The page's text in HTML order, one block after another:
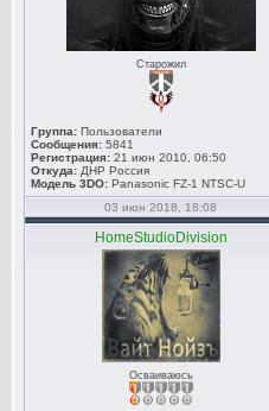
Старожил
Группа: Пользователи
Сообщения: 5841
Регистрация: 21 июн 2010, 06:50
Откуда: ДНР Россия
Модель 3DO: Panasonic FZ-1 NTSC-U
03 июн 2018, 18:08
HomeStudioDivision
Осваиваюсь